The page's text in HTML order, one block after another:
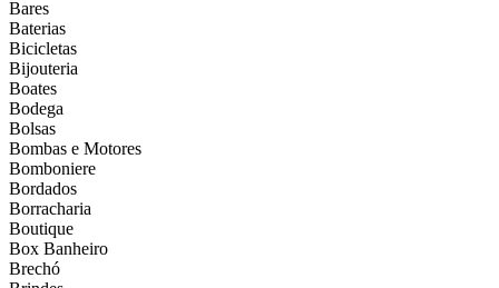
Bares
Baterias
Bicicletas
Bijouteria
Boates
Bodega
Bolsas
Bombas e Motores
Bomboniere
Bordados
Borracharia
Boutique
Box Banheiro
Brechó